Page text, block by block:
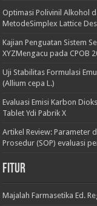
Optimasi Polivinil Alkohol
MetodeSimplex Lattice
Kajian Penguatan Sistem
XYZMengacu pada CPOB
Uji Stabilitas Formulasi
(Allium cepa L.)
Evaluasi Emisi Karbon
Tablet Ydi Pabrik X
Artikel Review: Parameter
Prosedur (SOP) evaluasi
Fitur
Majalah Farmasetika Ed.